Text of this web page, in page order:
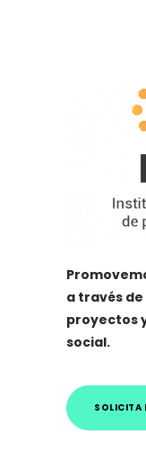
a través
proyectos
social.
SOLICITA